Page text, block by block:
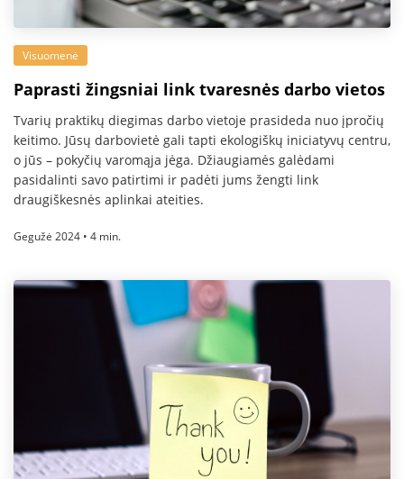
Visuomenė
Paprasti žingsniai link tvaresnės darbo vietos
Tvarių praktikų diegimas darbo vietoje prasideda nuo įpročių
keitimo. Jūsų darbovietė gali tapti ekologiškų iniciatyvų centru,
o jūs – pokyčių varomąja jėga. Džiaugiamės galėdami
pasidalinti savo patirtimi ir padėti jums žengti link
draugiškesnės aplinkai ateities.
Gegužė 2024 • 4 min.